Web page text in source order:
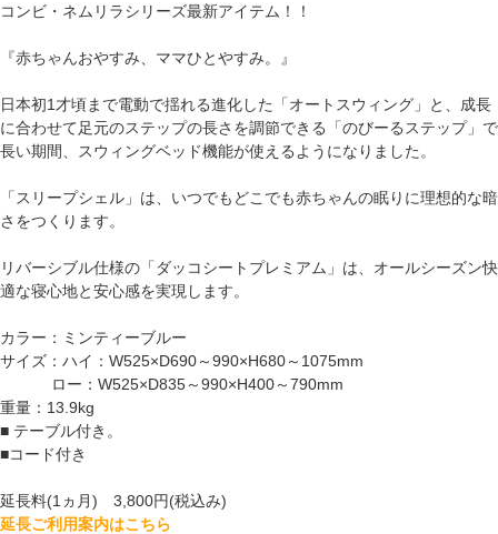
コンビ・ネムリラシリーズ最新アイテム！！
『赤ちゃんおやすみ、ママひとやすみ。』
日本初1才頃まで電動で揺れる進化した「オートスウィング」と、成長
に合わせて足元のステップの長さを調節できる「のびーるステップ」で
長い期間、スウィングベッド機能が使えるようになりました。
「スリープシェル」は、いつでもどこでも赤ちゃんの眠りに理想的な暗
さをつくります。
リバーシブル仕様の「ダッコシートプレミアム」は、オールシーズン快
適な寝心地と安心感を実現します。
カラー：ミンティーブルー
サイズ：ハイ：W525×D690～990×H680～1075mm
ロー：W525×D835～990×H400～790mm
重量：13.9kg
■ テーブル付き。
■コード付き
延長料(1ヵ月) 3,800円(税込み)
延長ご利用案内はこちら